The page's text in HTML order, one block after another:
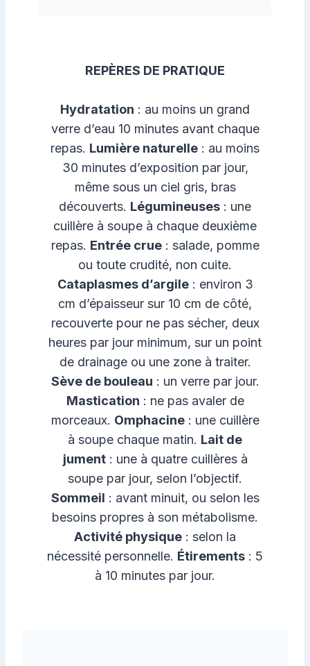
REPÈRES DE PRATIQUE
Hydratation : au moins un grand
verre d’eau 10 minutes avant chaque
repas. Lumière naturelle : au moins
30 minutes d’exposition par jour,
même sous un ciel gris, bras
découverts. Légumineuses : une
cuillère à soupe à chaque deuxième
repas. Entrée crue: salade, pomme
ou toute crudité, non cuite.
Cataplasmes d’argile: environ 3
cm d’épaisseur sur 10 cm de côté,
recouverte pour ne pas sécher, deux
heures par jour minimum, sur un point
de drainage ou une zone à traiter.
Sève de bouleau : un verre par jour.
Mastication : ne pas avaler de
morceaux. Omphacine: une cuillère
à soupe chaque matin. Lait de
jument: une à quatre cuillères à
soupe par jour, selon l’objectif.
Sommeil : avant minuit, ou selon les
besoins propres à son métabolisme.
Activité physique : selon la
nécessité personnelle. Étirements : 5
à 10 minutes par jour.